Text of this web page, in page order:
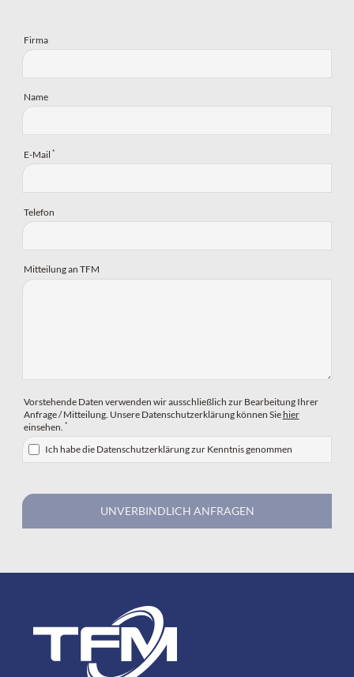
Firma
Name
E-Mail *
Telefon
Mitteilung an TFM
Vorstehende Daten verwenden wir ausschließlich zur Bearbeitung Ihrer
Anfrage / Mitteilung. Unsere Datenschutzerklärung können Siehier
einsehen. *
Ich habe die Datenschutzerklärung zur Kenntnis genommen
UNVERBINDLICH ANFRAGEN